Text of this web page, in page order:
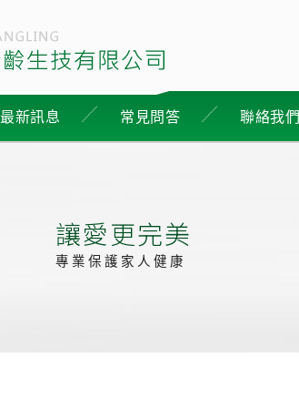
最新訊息 常見問答 聯絡我們
讓愛更完美
專業保護家人健康